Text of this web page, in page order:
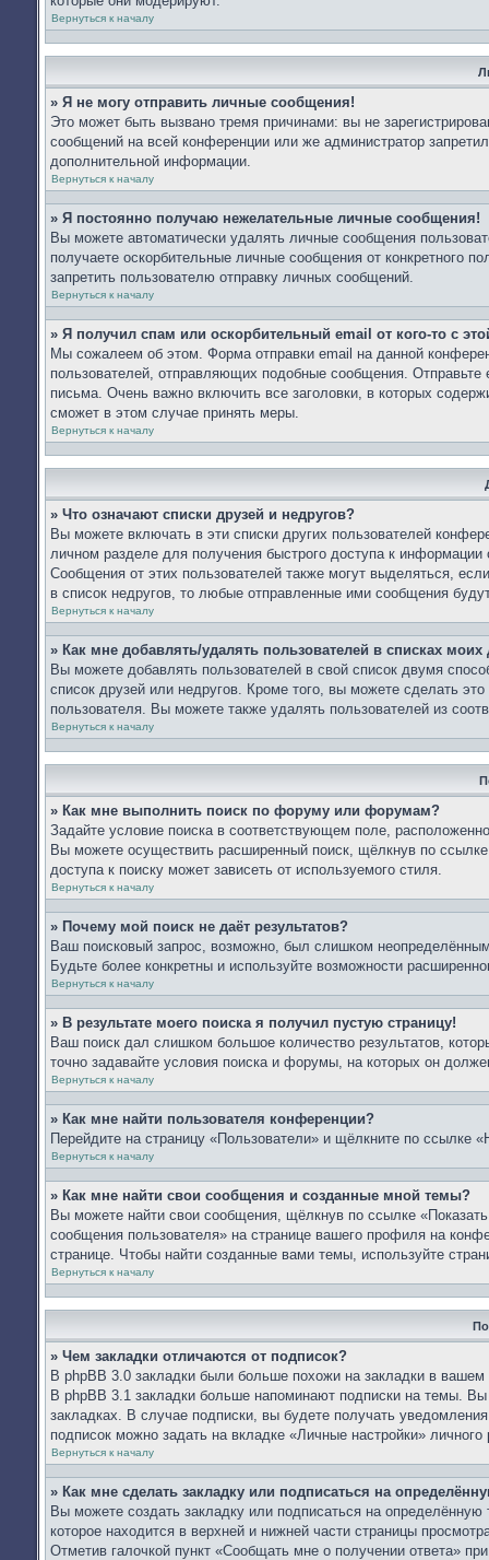
Вернуться к началу
» Я не могу отправить личные сообщения!
Это может быть вызвано тремя причинами: вы не
сообщений на всей конференции или же администратор
дополнительной информации.
Вернуться к началу
» Я постоянно получаю нежелательные личные сообщения!
Вы можете автоматически удалять личные сообщения
получаете оскорбительные личные сообщения от конкретного
запретить пользователю отправку личных сообщений.
Вернуться к началу
» Я получил спам или оскорбительный email от кого-то с
Мы сожалеем об этом. Форма отправки email на данной
пользователей, отправляющих подобные сообщения.
письма. Очень важно включить все заголовки, в которых
сможет в этом случае принять меры.
Вернуться к началу
» Что означают списки друзей и недругов?
Вы можете включать в эти списки других пользователей
личном разделе для получения быстрого доступа к
Сообщения от этих пользователей также могут выделяться,
в список недругов, то любые отправленные ими сообщения
Вернуться к началу
» Как мне добавлять/удалять пользователей в списках моих
Вы можете добавлять пользователей в свой список двумя
список друзей или недругов. Кроме того, вы можете сделать
пользователя. Вы можете также удалять пользователей из
Вернуться к началу
» Как мне выполнить поиск по форуму или форумам?
Задайте условие поиска в соответствующем поле,
Вы можете осуществить расширенный поиск, щёлкнув по
доступа к поиску может зависеть от используемого стиля.
Вернуться к началу
» Почему мой поиск не даёт результатов?
Ваш поисковый запрос, возможно, был слишком
Будьте более конкретны и используйте возможности
Вернуться к началу
» В результате моего поиска я получил пустую страницу!
Ваш поиск дал слишком большое количество результатов,
точно задавайте условия поиска и форумы, на которых он
Вернуться к началу
» Как мне найти пользователя конференции?
Перейдите на страницу «Пользователи» и щёлкните по ссылке
Вернуться к началу
» Как мне найти свои сообщения и созданные мной темы?
Вы можете найти свои сообщения, щёлкнув по ссылке
сообщения пользователя» на странице вашего профиля на
странице. Чтобы найти созданные вами темы, используйте
Вернуться к началу
» Чем закладки отличаются от подписок?
В phpBB 3.0 закладки были больше похожи на закладки в
В phpBB 3.1 закладки больше напоминают подписки на темы.
закладках. В случае подписки, вы будете получать
подписок можно задать на вкладке «Личные настройки» личного
Вернуться к началу
» Как мне сделать закладку или подписаться на
Вы можете создать закладку или подписаться на
которое находится в верхней и нижней части страницы
Отметив галочкой пункт «Сообщать мне о получении ответа»